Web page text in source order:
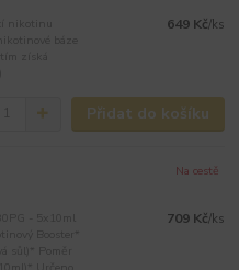
649 Kč/ks
Přidat do košíku
709 Kč/ks
Na cestě